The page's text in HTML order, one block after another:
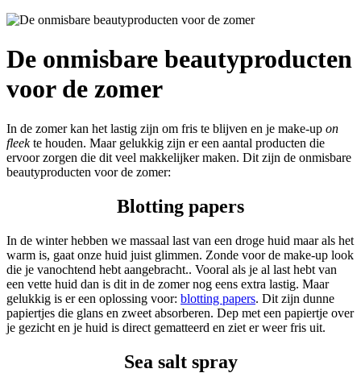
De onmisbare beautyproducten
voor de zomer
In de zomer kan het lastig zijn om fris te blijven en je make-up on
fleekte houden. Maar gelukkig zijn er een aantal producten die
ervoor zorgen die dit veel makkelijker maken. Dit zijn de onmisbare
beautyproducten voor de zomer:
Blotting papers
In de winter hebben we massaal last van een droge huid maar als het
warm is, gaat onze huid juist glimmen. Zonde voor de make-up look
die je vanochtend hebt aangebracht.. Vooral als je al last hebt van
een vette huid dan is dit in de zomer nog eens extra lastig. Maar
gelukkig is er een oplossing voor: blotting papers. Dit zijn dunne
papiertjes die glans en zweet absorberen. Dep met een papiertje over
je gezicht en je huid is direct gematteerd en ziet er weer fris uit.
Sea salt spray